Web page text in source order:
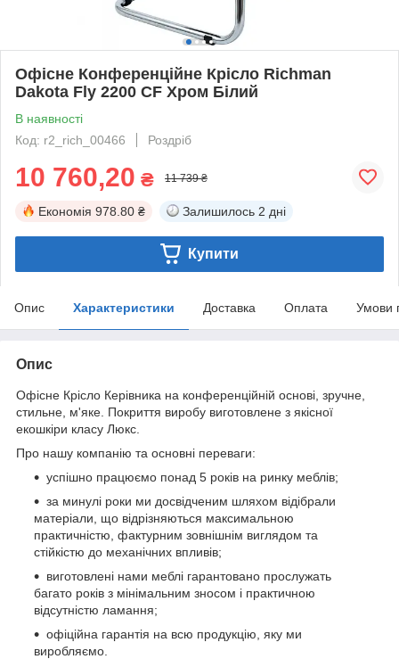
Офісне Конференційне Крісло Richman
Dakota Fly 2200 CF Хром Білий
В наявності
Код: r2_rich_00466
Роздріб
10 760,20 ₴ 11 739 ₴
Економія 978.80 ₴ Залишилось 2 дні
Купити
Опис Характеристики Доставка Оплата Умови
Опис
Офісне Крісло Керівника на конференційній основі, зручне,
стильне, м'яке. Покриття виробу виготовлене з якісної
екошкіри класу Люкс.
Про нашу компанію та основні переваги:
успішно працюємо понад 5 років на ринку меблів;
за минулі роки ми досвідченим шляхом відібрали
матеріали, що відрізняються максимальною
практичністю, фактурним зовнішнім виглядом та
стійкістю до механічних впливів;
виготовлені нами меблі гарантовано прослужать
багато років з мінімальним зносом і практичною
відсутністю ламання;
офіційна гарантія на всю продукцію, яку ми
виробляємо.